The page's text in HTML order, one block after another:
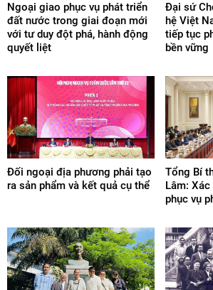
Ngoại giao phục vụ phát triển
đất nước trong giai đoạn mới
với tư duy đột phá, hành động
quyết liệt
Đại sứ
hệ Việt
tiếp tục
bền vững
Đối ngoại địa phương phải tạo
ra sản phẩm và kết quả cụ thể
Tổng Bí
Lâm:
phục vụ